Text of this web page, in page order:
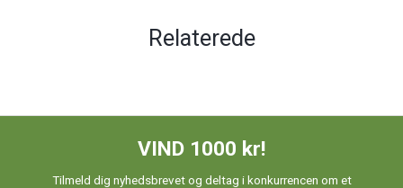
Relaterede
VIND 1000 kr!
Tilmeld dig nyhedsbrevet og deltag i konkurrencen om et